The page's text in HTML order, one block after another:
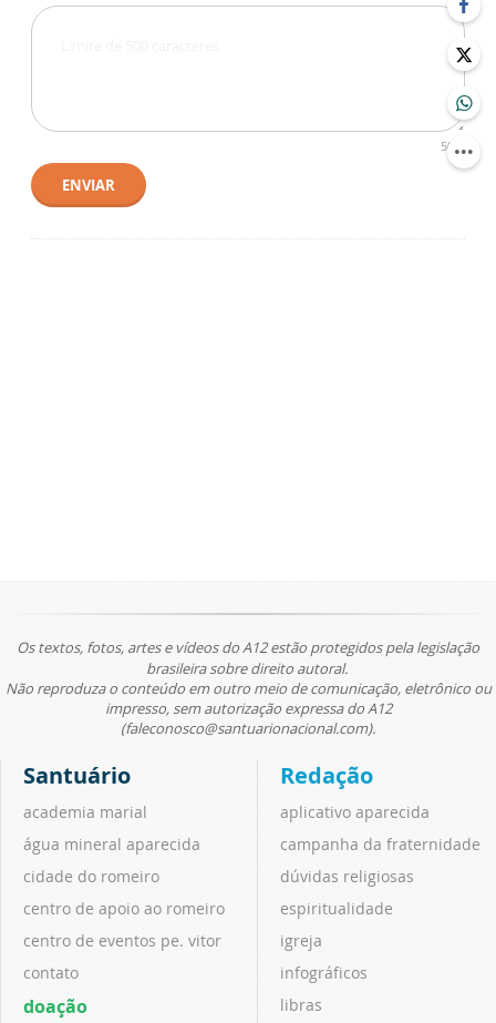
500
ENVIAR
Os textos, fotos, artes e vídeos do A12 estão protegidos pela legislação
brasileira sobre direito autoral.
Não reproduza o conteúdo em outro meio de comunicação, eletrônico ou
impresso, sem autorização expressa do A12
(faleconosco@santuarionacional.com).
Santuário
academia marial
água mineral aparecida
cidade do romeiro
centro de apoio ao romeiro
centro de eventos pe. vitor
contato
doação
Redação
aplicativo aparecida
campanha da fraternidade
dúvidas religiosas
espiritualidade
igreja
infográficos
libras